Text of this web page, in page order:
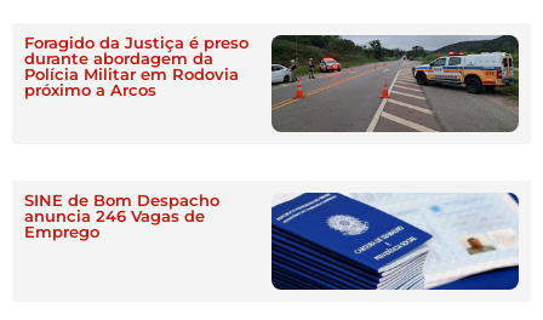
Foragido da Justiça é preso
durante abordagem da
Polícia Militar em Rodovia
próximo a Arcos
SINE de Bom Despacho
anuncia 246 Vagas de
Emprego